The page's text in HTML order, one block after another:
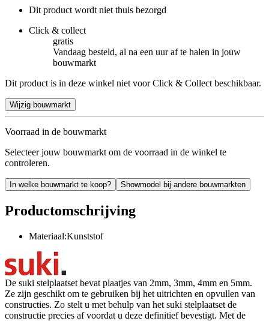
Dit product wordt niet thuis bezorgd
Click & collect
gratis
Vandaag besteld, al na een uur af te halen in jouw
bouwmarkt
Dit product is in deze winkel niet voor Click & Collect beschikbaar.
Wijzig bouwmarkt
Voorraad in de bouwmarkt
Selecteer jouw bouwmarkt om de voorraad in de winkel te
controleren.
In welke bouwmarkt te koop? Showmodel bij andere bouwmarkten
Productomschrijving
Materiaal:Kunststof
De suki stelplaatset bevat plaatjes van 2mm, 3mm, 4mm en 5mm.
Ze zijn geschikt om te gebruiken bij het uitrichten en opvullen van
constructies. Zo stelt u met behulp van het suki stelplaatset de
constructie precies af voordat u deze definitief bevestigt. Met de